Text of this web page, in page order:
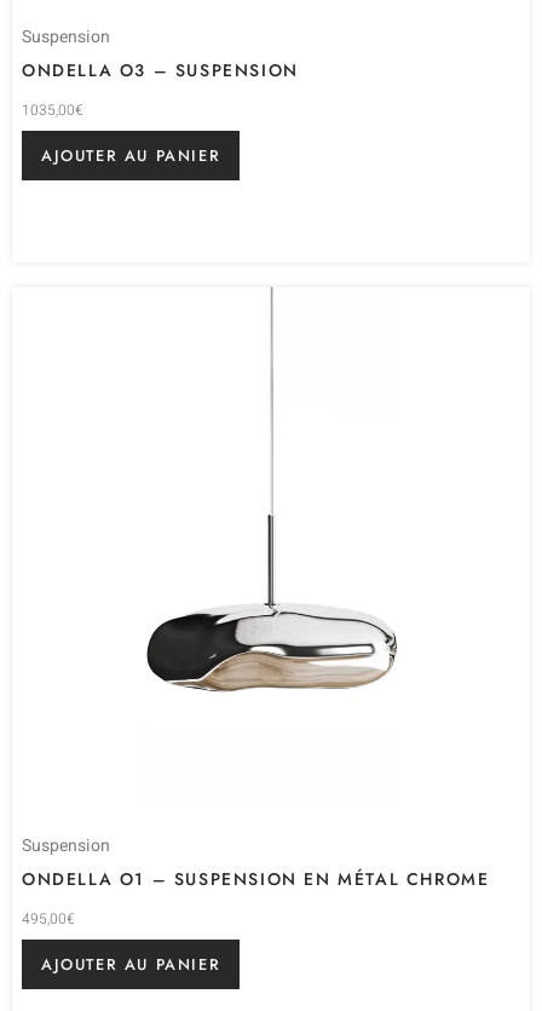
Suspension
ONDELLA O3 – SUSPENSION
1035,00€
AJOUTER AU PANIER
Suspension
ONDELLA O1 – SUSPENSION EN MÉTAL CHROME
495,00€
AJOUTER AU PANIER